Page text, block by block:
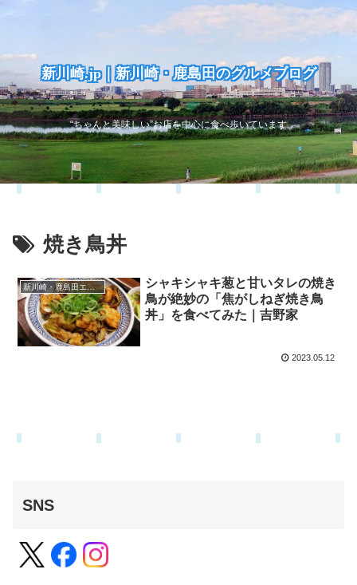
新川崎.jp｜新川崎・鹿島田のグルメブログ
“ちゃんと美味しい”お店を中心に食べ歩いています
焼き鳥丼
新川崎・鹿島田エリア
シャキシャキ葱と甘いタレの焼き
鳥が絶妙の「焦がしねぎ焼き鳥
丼」を食べてみた｜吉野家
2023.05.12
SNS